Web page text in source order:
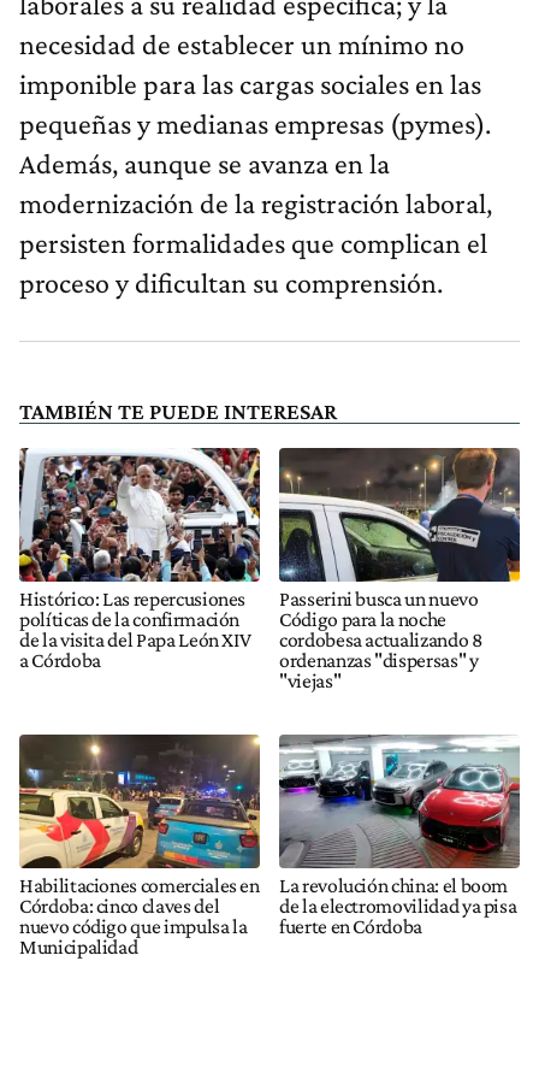
necesidad de establecer un mínimo no
imponible para las cargas sociales en las
pequeñas y medianas empresas (pymes).
Además, aunque se avanza en la
modernización de la registración laboral,
persisten formalidades que complican el
proceso y dificultan su comprensión.
TAMBIÉN TE PUEDE INTERESAR
Histórico: Las repercusiones
políticas de la confirmación
de la visita del Papa León XIV
a Córdoba
Passerini busca un nuevo
Código para la noche
cordobesa actualizando 8
ordenanzas "dispersas" y
"viejas"
Habilitaciones comerciales en
Córdoba: cinco claves del
nuevo código que impulsa la
Municipalidad
La revolución china: el boom
de la electromovilidad ya pisa
fuerte en Córdoba